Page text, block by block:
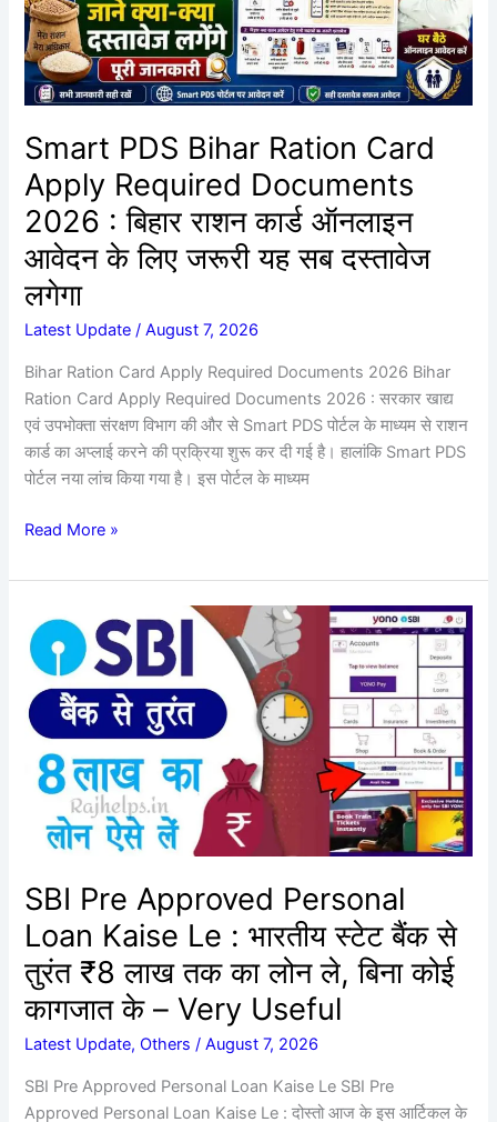
Smart PDS Bihar Ration Card
Apply Required Documents
2026 : बिहार राशन कार्ड ऑनलाइन
आवेदन के लिए जरूरी यह सब दस्तावेज
लगेगा
Latest Update /August 7, 2026
Bihar Ration Card Apply Required Documents 2026 Bihar
Ration Card Apply Required Documents 2026 : सरकार खाद्य
एवं उपभोक्ता संरक्षण विभाग की और से Smart PDS पोर्टल के माध्यम से राशन
कार्ड का अप्लाई करने की प्रक्रिया शुरू कर दी गई है। हालांकि Smart PDS
पोर्टल नया लांच किया गया है। इस पोर्टल के माध्यम
Required
Documents
2026
:
बिहार
राशन
कार्ड
ऑनलाइन
आवेदन
के
लिए
जरूरी
सब
दस्तावेज
लगेगा
Read More »
SBI Pre Approved Personal
Loan Kaise Le : भारतीय स्टेट बैंक से
तुरंत ₹8 लाख तक का लोन ले, बिना कोई
कागजात के – Very Useful
Latest Update,Others /August 7, 2026
SBI Pre Approved Personal Loan Kaise Le SBI Pre
Approved Personal Loan Kaise Le : दोस्तो आज के इस आर्टिकल के
SBI
Pre
Approved
Personal
Loan
Kaise
Le
भारतीय
बैंक
से
तुरंत
₹8
लाख
तक
का
ले,